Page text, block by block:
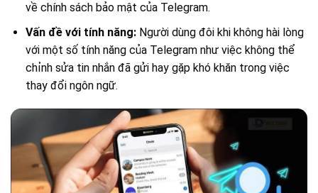
về chính sách bảo mật của Telegram.
Vấn đề với tính năng: Người dùng đôi khi không hài lòng
với một số tính năng của Telegram như việc không thể
chỉnh sửa tin nhắn đã gửi hay gặp khó khăn trong việc
thay đổi ngôn ngữ.